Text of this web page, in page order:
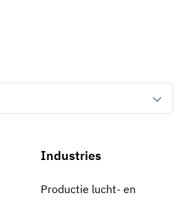
Industries
Productie lucht- en